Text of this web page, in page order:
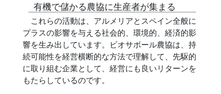
有機で儲かる農協に生産者が集まる
これらの活動は、アルメリアとスペイン全般に
プラスの影響を与える社会的、環境的、経済的影
響を生み出しています。ビオサボール農協は、持
続可能性を経営横断的な方法で理解して、先駆的
に取り組む企業として、経営にも良いリターンを
もたらしているのです。